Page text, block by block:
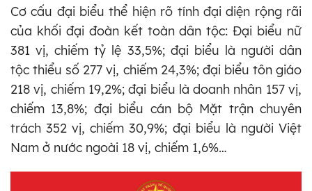
Cơ cấu đại biểu thể hiện rõ tính đại diện rộng rãi
của khối đại đoàn kết toàn dân tộc: Đại biểu nữ
381 vị, chiếm tỷ lệ 33,5%; đại biểu là người dân
tộc thiểu số 277 vị, chiếm 24,3%; đại biểu tôn giáo
218 vị, chiếm 19,2%; đại biểu là doanh nhân 157 vị,
chiếm 13,8%; đại biểu cán bộ Mặt trận chuyên
trách 352 vị, chiếm 30,9%; đại biểu là người Việt
Nam ở nước ngoài 18 vị, chiếm 1,6%…